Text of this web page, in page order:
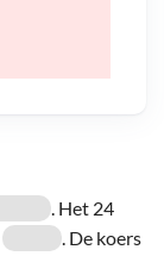
. Het 24
. De koers